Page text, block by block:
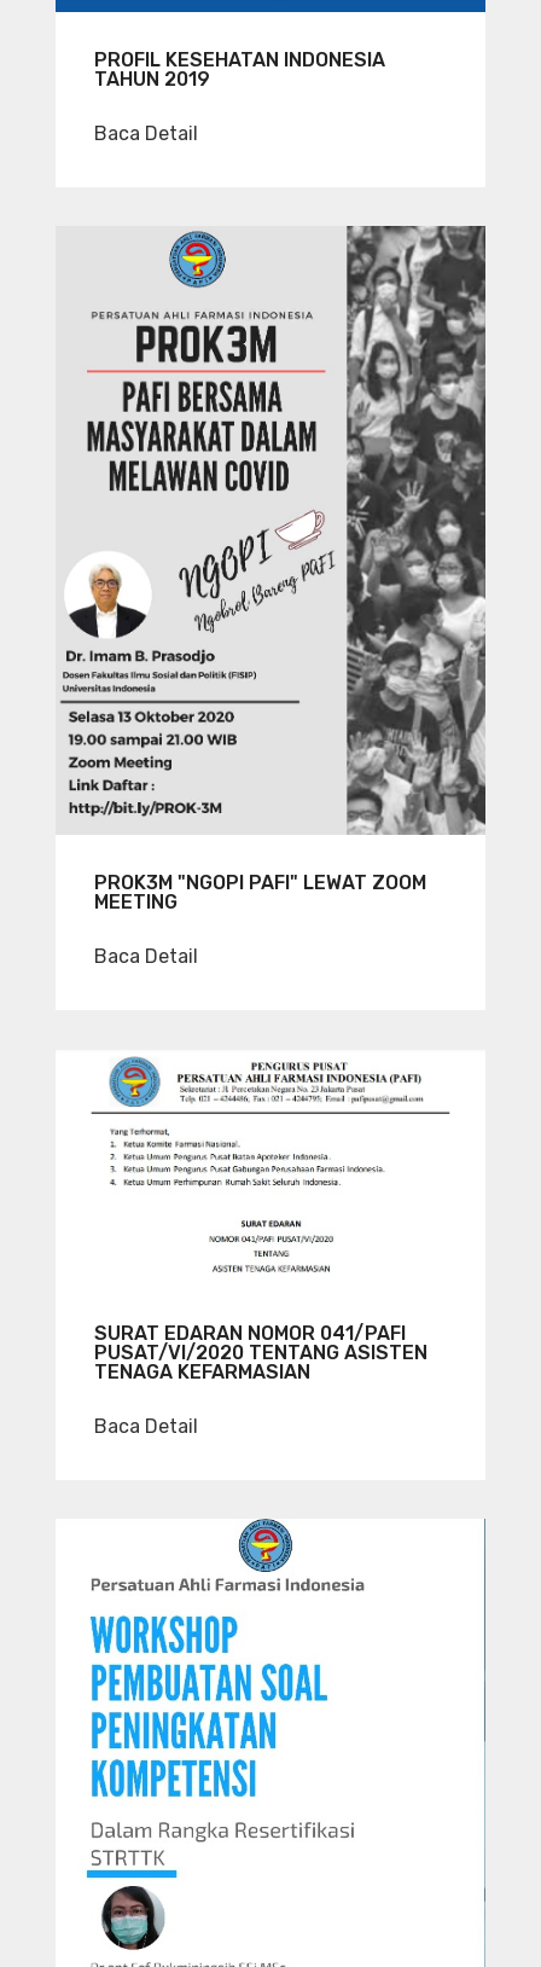
PROFIL KESEHATAN INDONESIA
TAHUN 2019
Baca Detail
PROK3M "NGOPI PAFI" LEWAT ZOOM
MEETING
Baca Detail
SURAT EDARAN NOMOR 041/PAFI
PUSAT/VI/2020 TENTANG ASISTEN
TENAGA KEFARMASIAN
Baca Detail